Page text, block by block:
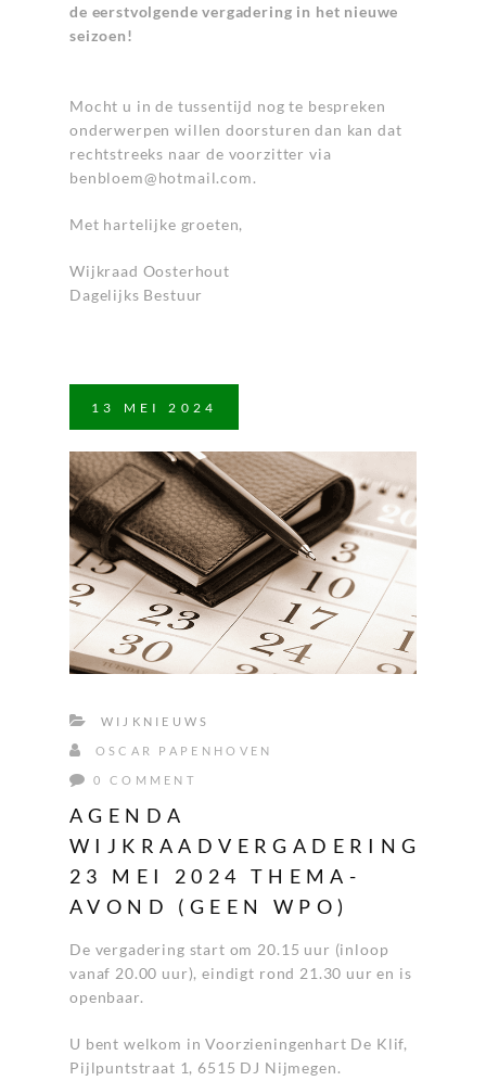
de eerstvolgende vergadering in het nieuwe
seizoen!
Mocht u in de tussentijd nog te bespreken
onderwerpen willen doorsturen dan kan dat
rechtstreeks naar de voorzitter via
benbloem@hotmail.com.
Met hartelijke groeten,
Wijkraad Oosterhout
Dagelijks Bestuur
13 MEI 2024
WIJKNIEUWS
OSCAR PAPENHOVEN
0 COMMENT
AGENDA
WIJKRAADVERGADERING
23 MEI 2024 THEMA-
AVOND (GEEN WPO)
De vergadering start om 20.15 uur (inloop
vanaf 20.00 uur), eindigt rond 21.30 uur en is
openbaar.
U bent welkom in Voorzieningenhart De Klif,
Pijlpuntstraat 1, 6515 DJ Nijmegen.